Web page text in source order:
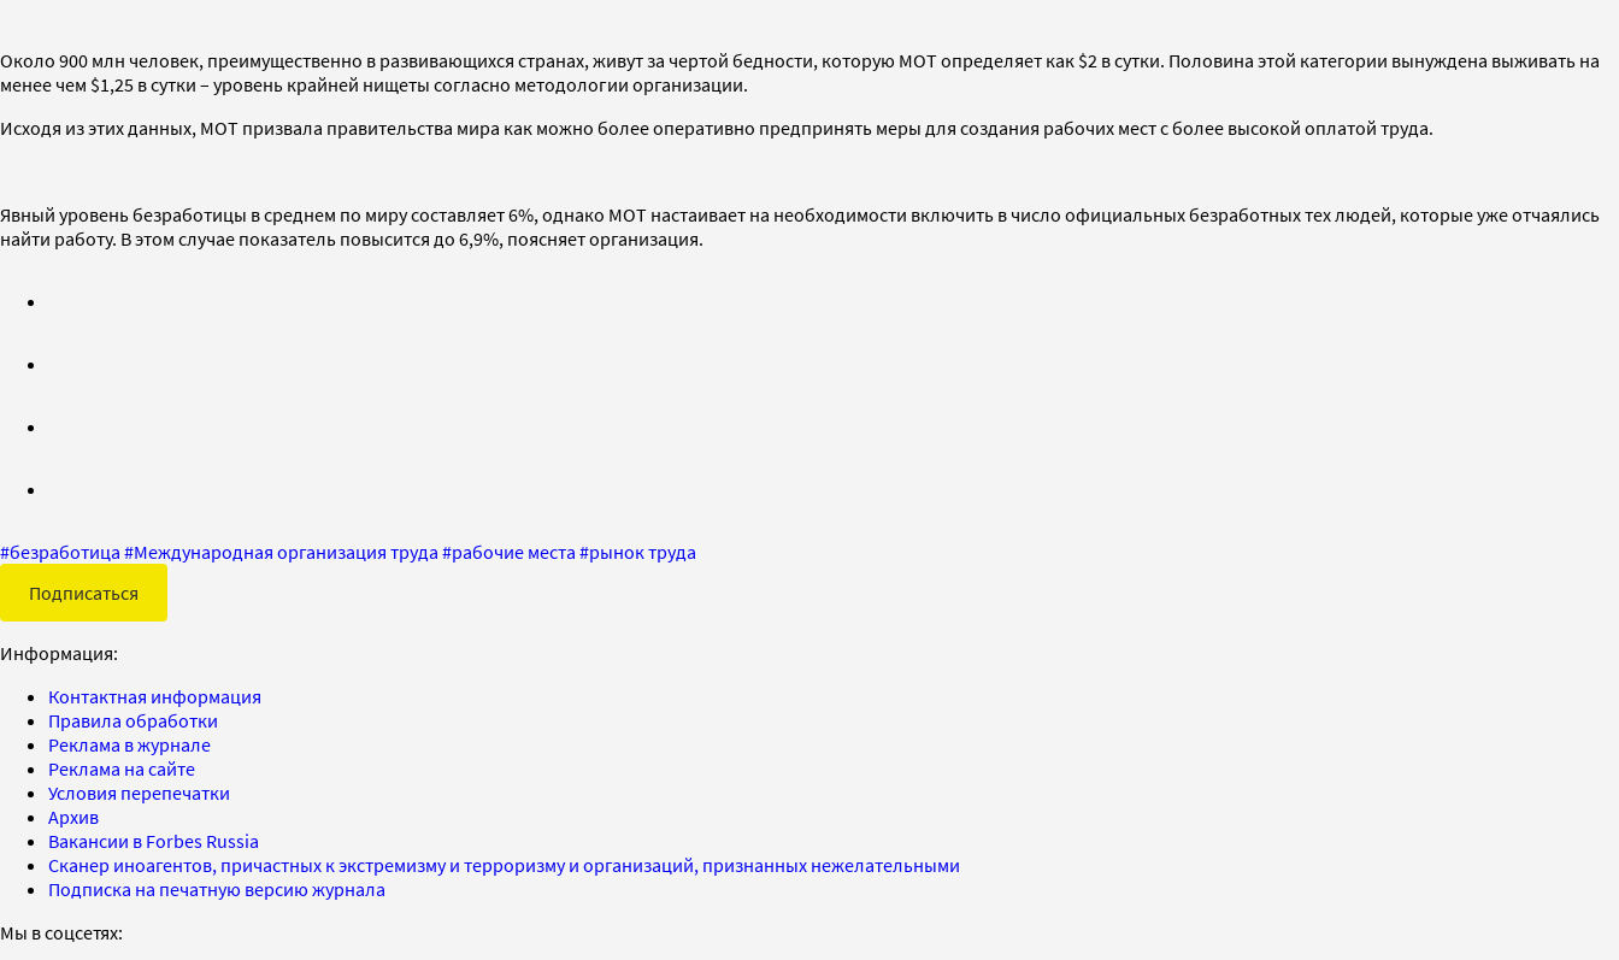
Около 900 млн человек, преимущественно в развивающихся странах, живут за чертой бедности, которую МОТ определяет как $2 в сутки. Половина этой категории вынуждена выживать на
менее чем $1,25 в сутки – уровень крайней нищеты согласно методологии организации.
Исходя из этих данных, МОТ призвала правительства мира как можно более оперативно предпринять меры для создания рабочих мест с более высокой оплатой труда.
Явный уровень безработицы в среднем по миру составляет 6%, однако МОТ настаивает на необходимости включить в число официальных безработных тех людей, которые уже отчаялись
найти работу. В этом случае показатель повысится до 6,9%, поясняет организация.
#безработица #Международная организация труда #рабочие места #рынок труда
Подписаться
Информация:
Контактная информация
Правила обработки
Реклама в журнале
Реклама на сайте
Условия перепечатки
Архив
Вакансии в Forbes Russia
Сканер иноагентов, причастных к экстремизму и терроризму и организаций, признанных нежелательными
Подписка на печатную версию журнала
Мы в соцсетях: